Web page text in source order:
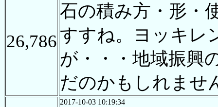
26,786
石の積み方・形・
すすね。ヨッキレ
が・・・地域振興
だのかもしれませ
2017-10-03 10:19:34